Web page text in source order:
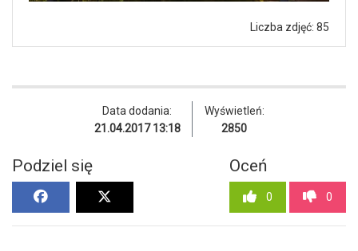
Liczba zdjęć: 85
Data dodania:
21.04.2017 13:18
Wyświetleń:
2850
Podziel się Oceń
0 0